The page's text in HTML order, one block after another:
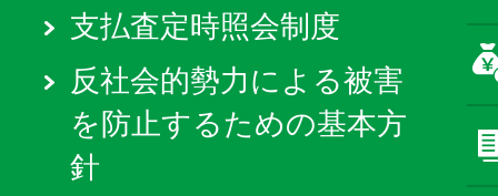
支払査定時照会制度
反社会的勢力による被害
を防止するための基本方
針